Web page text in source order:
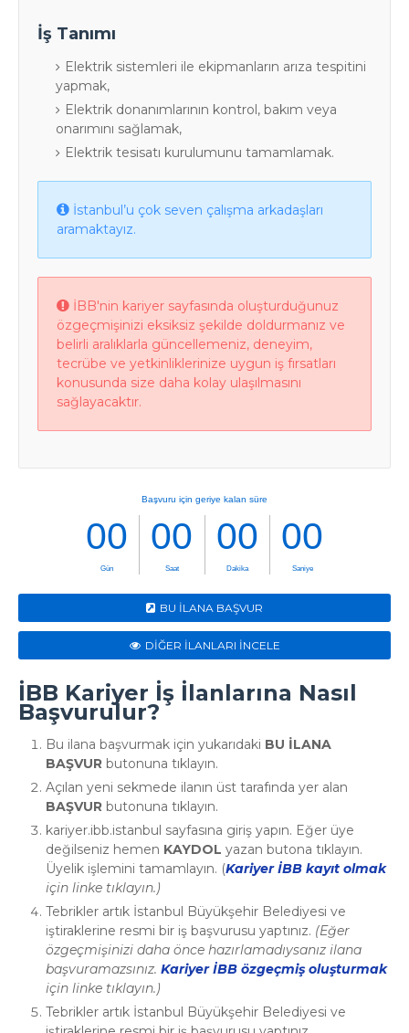
İş Tanımı
Elektrik sistemleri ile ekipmanların arıza tespitini
yapmak,
Elektrik donanımlarının kontrol, bakım veya
onarımını sağlamak,
Elektrik tesisatı kurulumunu tamamlamak.
İstanbul’u çok seven çalışma arkadaşları
aramaktayız.
İBB'nin kariyer sayfasında oluşturduğunuz
özgeçmişinizi eksiksiz şekilde doldurmanız ve
belirli aralıklarla güncellemeniz, deneyim,
tecrübe ve yetkinliklerinize uygun iş fırsatları
konusunda size daha kolay ulaşılmasını
sağlayacaktır.
BU İLANA BAŞVUR
DİĞER İLANLARI İNCELE
İBB Kariyer İş İlanlarına Nasıl
Başvurulur?
Bu ilana başvurmak için yukarıdaki BU İLANA
BAŞVUR butonuna tıklayın.
Açılan yeni sekmede ilanın üst tarafında yer alan
BAŞVUR butonuna tıklayın.
kariyer.ibb.istanbul sayfasına giriş yapın. Eğer üye
değilseniz hemen KAYDOL yazan butona tıklayın.
Üyelik işlemini tamamlayın. (Kariyer İBB kayıt olmak
için linke tıklayın.)
Tebrikler artık İstanbul Büyükşehir Belediyesi ve
iştiraklerine resmi bir iş başvurusu yaptınız. (Eğer
özgeçmişinizi daha önce hazırlamadıysanız ilana
başvuramazsınız. Kariyer İBB özgeçmiş oluşturmak
için linke tıklayın.)
Tebrikler artık İstanbul Büyükşehir Belediyesi ve